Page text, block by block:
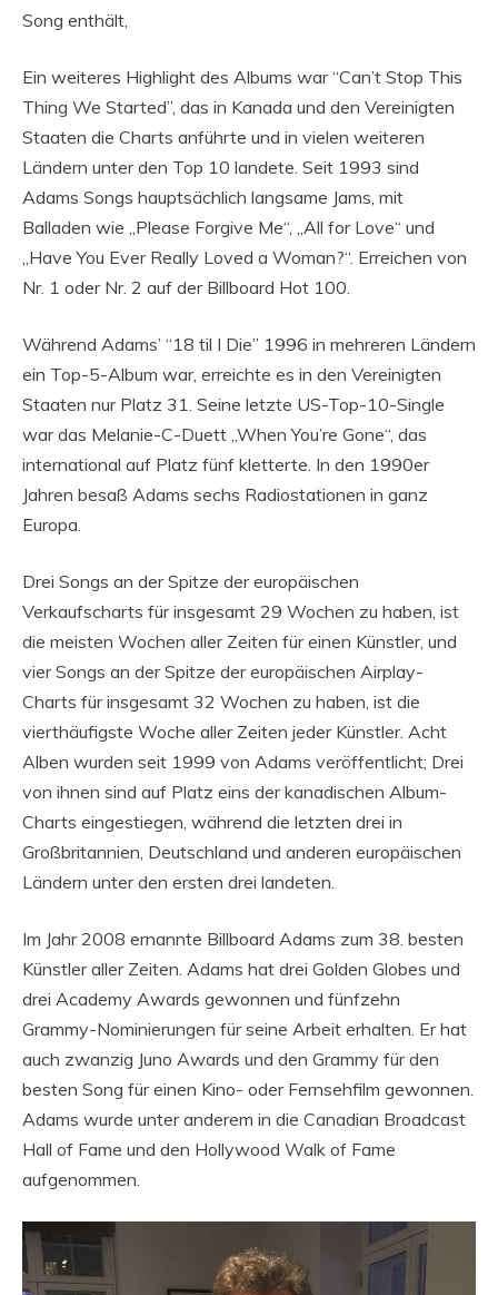
Song enthält,
Ein weiteres Highlight des Albums war “Can’t Stop This
Thing We Started”, das in Kanada und den Vereinigten
Staaten die Charts anführte und in vielen weiteren
Ländern unter den Top 10 landete. Seit 1993 sind
Adams Songs hauptsächlich langsame Jams, mit
Balladen wie „Please Forgive Me“, „All for Love“ und
„Have You Ever Really Loved a Woman?“. Erreichen von
Nr. 1 oder Nr. 2 auf der Billboard Hot 100.
Während Adams’ “18 til I Die” 1996 in mehreren Ländern
ein Top-5-Album war, erreichte es in den Vereinigten
Staaten nur Platz 31. Seine letzte US-Top-10-Single
war das Melanie-C-Duett „When You’re Gone“, das
international auf Platz fünf kletterte. In den 1990er
Jahren besaß Adams sechs Radiostationen in ganz
Europa.
Drei Songs an der Spitze der europäischen
Verkaufscharts für insgesamt 29 Wochen zu haben, ist
die meisten Wochen aller Zeiten für einen Künstler, und
vier Songs an der Spitze der europäischen Airplay-
Charts für insgesamt 32 Wochen zu haben, ist die
vierthäufigste Woche aller Zeiten jeder Künstler. Acht
Alben wurden seit 1999 von Adams veröffentlicht; Drei
von ihnen sind auf Platz eins der kanadischen Album-
Charts eingestiegen, während die letzten drei in
Großbritannien, Deutschland und anderen europäischen
Ländern unter den ersten drei landeten.
Im Jahr 2008 ernannte Billboard Adams zum 38. besten
Künstler aller Zeiten. Adams hat drei Golden Globes und
drei Academy Awards gewonnen und fünfzehn
Grammy-Nominierungen für seine Arbeit erhalten. Er hat
auch zwanzig Juno Awards und den Grammy für den
besten Song für einen Kino- oder Fernsehfilm gewonnen.
Adams wurde unter anderem in die Canadian Broadcast
Hall of Fame und den Hollywood Walk of Fame
aufgenommen.